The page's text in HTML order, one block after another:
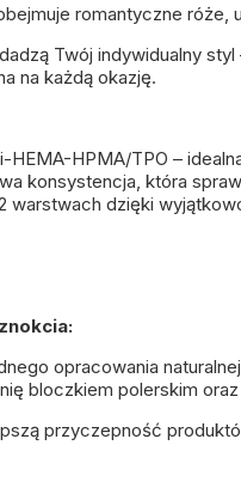
romantyczne róże,
Twój indywidualny
na każdą okazję.
HEMA-HPMA/TPO –
konsystencja, która
warstwach dzięki
opracowania
bloczkiem polerskim
przyczepność